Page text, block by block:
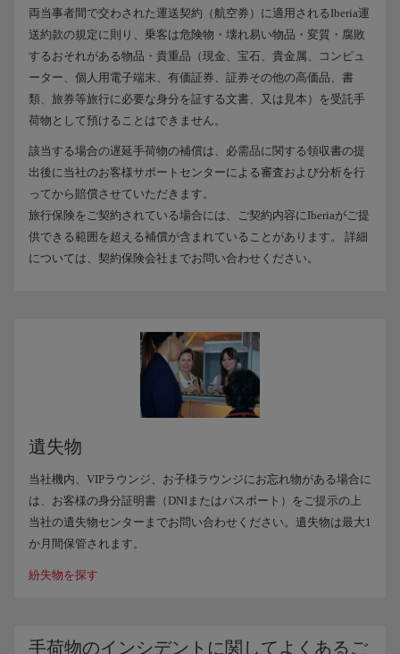
両当事者間で交わされた運送契約（航空券）に適用されるIberia運
送約款の規定に則り、乗客は危険物・壊れ易い物品・変質・腐敗
するおそれがある物品・貴重品（現金、宝石、貴金属、コンピュ
ーター、個人用電子端末、有価証券、証券その他の高価品、書
類、旅券等旅行に必要な身分を証する文書、又は見本）を受託手
荷物として預けることはできません。
該当する場合の遅延手荷物の補償は、必需品に関する領収書の提
出後に当社のお客様サポートセンターによる審査および分析を行
ってから賠償させていただきます。
旅行保険をご契約されている場合には、ご契約内容にIberiaがご提
供できる範囲を超える補償が含まれていることがあります。 詳細
については、契約保険会社までお問い合わせください。
遺失物
当社機内、VIPラウンジ、お子様ラウンジにお忘れ物がある場合に
は、お客様の身分証明書（DNIまたはパスポート）をご提示の上
当社の遺失物センターまでお問い合わせください。遺失物は最大1
か月間保管されます。
紛失物を探す
手荷物のインシデントに関してよくあるご